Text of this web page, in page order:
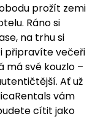
prožít zemi
Ráno si
na trhu si
připravíte večeři
má své kouzlo –
Ať už
vám
cítit jako